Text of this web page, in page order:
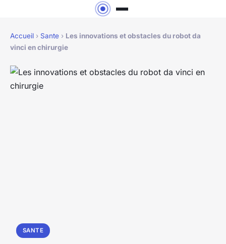
Accueil › Sante › Les innovations et obstacles du robot da
vinci en chirurgie
SANTE